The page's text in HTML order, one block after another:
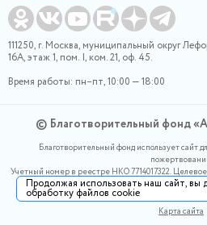
111250, г. Москва, муниципальный округ
16А, этаж 1, пом. I, ком. 21, оф. 45.
Время работы: пн–пт, 10:00 — 18:00
© Благотворительный фонд
Благотворительный фонд использует сайт
Учетный номер в реестре НКО 7714017322.
0400007265, ОГРН 1180400000220. Номер в
Политика
Карта сайта
Продолжая использовать наш сайт, вы
обработку файлов cookie